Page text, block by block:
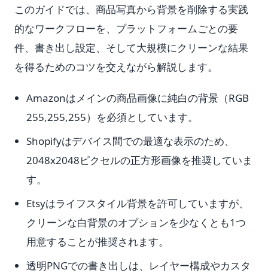
このガイドでは、商品写真から背景を削除する実践
的なワークフローを、プラットフォームごとの要
件、書き出し設定、そして大規模にクリーンな結果
を得るためのコツを交えながら解説します。
Amazonはメインの商品画像に純白の背景（RGB
255,255,255）を必須としています。
Shopifyはデバイス間での最適な表示のため、
2048x2048ピクセルの正方形画像を推奨していま
す。
Etsyはライフスタイル背景を許可していますが、
クリーンな白背景のオプションを少なくとも1つ
用意することが推奨されます。
透明PNGでの書き出しは、レイヤー構成やカスタ